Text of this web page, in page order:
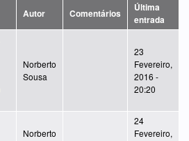
Autor Comentários
Última
entrada
Norberto
Sousa
23
Fevereiro,
2016 -
20:20
Norberto
24
Fevereiro,